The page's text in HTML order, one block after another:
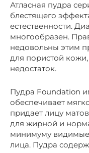
Атласная пудра
блестящего
естественности.
многообразен.
недовольны этим
для пористой
недостаток.
Пудра Foundation
обеспечивает
придает лицу
для жирной и
минимуму видимые
лица. Пудра